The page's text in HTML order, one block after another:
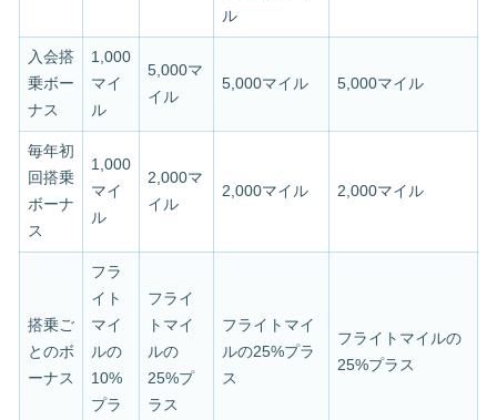
ル
入会搭
乗ボー
ナス
1,000
マイ
ル
5,000マ
イル
5,000マイル 5,000マイル
毎年初
回搭乗
ボーナ
ス
1,000
マイ
ル
2,000マ
イル
2,000マイル 2,000マイル
搭乗ご
とのボ
ーナス
フラ
イト
マイ
ルの
10%
プラ
フライ
トマイ
ルの
25%プ
ラス
フライトマイ
ルの25%プラ
ス
フライトマイルの
25%プラス